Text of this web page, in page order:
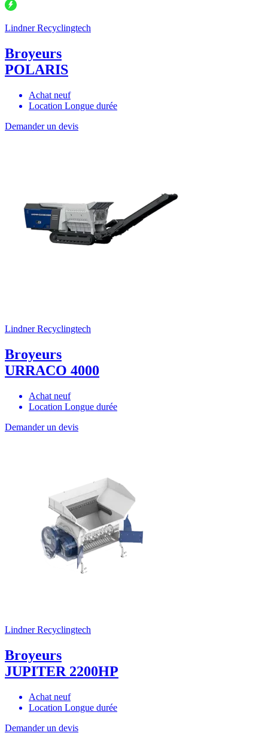
Lindner Recyclingtech
Broyeurs
POLARIS
Achat neuf
Location Longue durée
Demander un devis
Lindner Recyclingtech
Broyeurs
URRACO 4000
Achat neuf
Location Longue durée
Demander un devis
Lindner Recyclingtech
Broyeurs
JUPITER 2200HP
Achat neuf
Location Longue durée
Demander un devis